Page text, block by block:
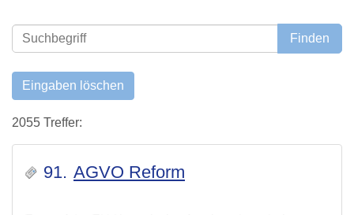
Finden
Eingaben löschen
2055 Treffer:
91. AGVO Reform